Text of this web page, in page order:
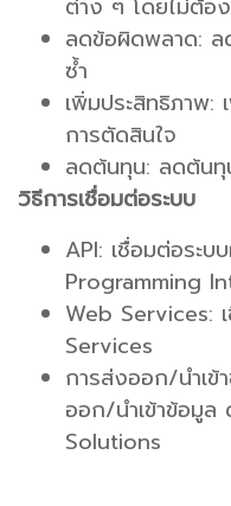
ลดข้อผิดพลาด: ล
ซ้ำ
เพิ่มประสิทธิภาพ:
การตัดสินใจ
ลดต้นทุน: ลดต้นทุ
วิธีการเชื่อมต่อระบบ
API: เชื่อมต่อระ
Programming
Web Services:
Services
การส่งออก/นำเข้
ออก/นำเข้าข้อมู
Solutions